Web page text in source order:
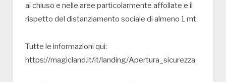
al chiuso e nelle aree particolarmente affollate e il
rispetto del distanziamento sociale di almeno 1 mt.
Tutte le informazioni qui:
https://magicland.it/it/landing/Apertura_sicurezza